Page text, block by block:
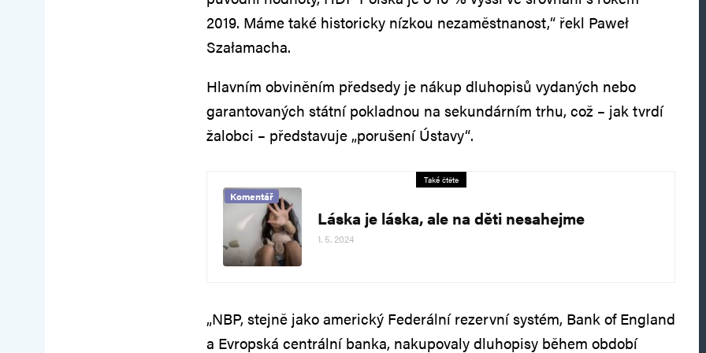
2019. Máme také historicky nízkou nezaměstnanost,“ řekl Paweł
Szałamacha.
Hlavním obviněním předsedy je nákup dluhopisů vydaných nebo
garantovaných státní pokladnou na sekundárním trhu, což – jak tvrdí
žalobci – představuje „porušení Ústavy“.
Také čtěte
Komentář
Láska je láska, ale na děti nesahejme
1. 5. 2024
„NBP, stejně jako americký Federální rezervní systém, Bank of England
a Evropská centrální banka, nakupovaly dluhopisy během období